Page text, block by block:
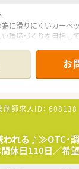
に滑りにくいカーペ
環境づくりを目指して
お
剤師求人ID： 608138
われる♪≫OTC・
休日110日／希